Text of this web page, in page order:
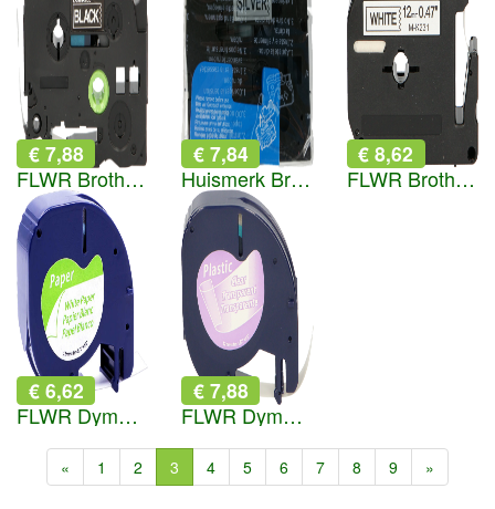
€ 7,88
FLWR Brother TZe-335 wit op zwart breedte 12 mm
€ 7,84
Huismerk Brother TZe-921 zwart op mat zilver breedte 9 mm
€ 8,62
FLWR Brother MK-231BZ zwart op wit breedte 12 mm
€ 6,62
FLWR Dymo 91200 zwart op wit breedte 12 mm
€ 7,88
FLWR Dymo 12267 zwart op transparant breedte 12 mm
« 1 2 3 4 5 6 7 8 9 »